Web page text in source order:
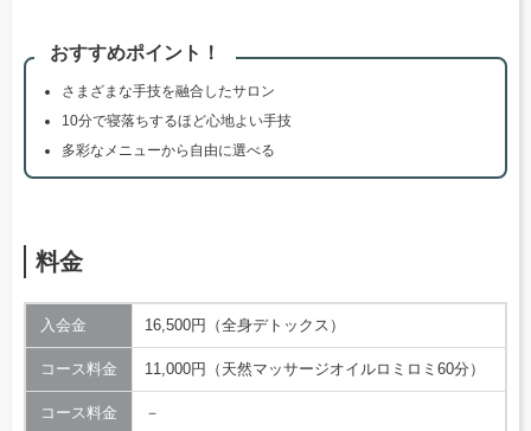
おすすめポイント！
さまざまな手技を融合したサロン
10分で寝落ちするほど心地よい手技
多彩なメニューから自由に選べる
料金
入会金 16,500円（全身デトックス）
コース料金 11,000円（天然マッサージオイルロミロミ60分）
コース料金 －